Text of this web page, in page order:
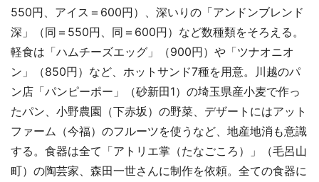
550円、アイス＝600円）、深いりの「アンドンブレンド
深」（同＝550円、同＝600円）など数種類をそろえる。
軽食は「ハムチーズエッグ」（900円）や「ツナオニオ
ン」（850円）など、ホットサンド7種を用意。川越のパ
ン店「パンピーポー」（砂新田1）の埼玉県産小麦で作っ
たパン、小野農園（下赤坂）の野菜、デザートにはアット
ファーム（今福）のフルーツを使うなど、地産地消も意識
する。食器は全て「アトリエ掌（たなごころ）」（毛呂山
町）の陶芸家、森田一世さんに制作を依頼。全ての食器に